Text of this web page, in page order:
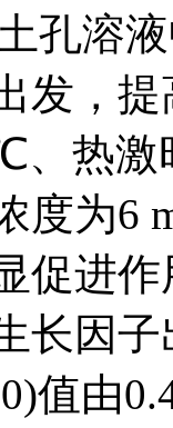
孔溶
发，
、热激
度为6
促进
长因
值由